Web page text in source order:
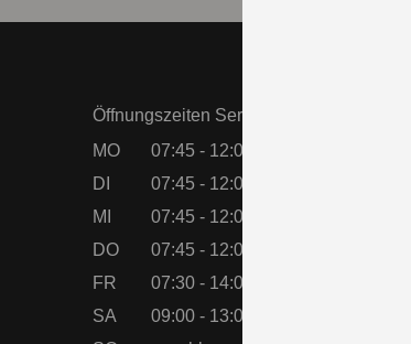
Öffnungszeiten Service:
MO
07:45 - 12:00|13:00 - 17:00
DI
07:45 - 12:00|13:00 - 17:00
MI
07:45 - 12:00|13:00 - 17:00
DO
07:45 - 12:00|13:00 - 17:00
FR
07:30 - 14:00
SA
09:00 - 13:00